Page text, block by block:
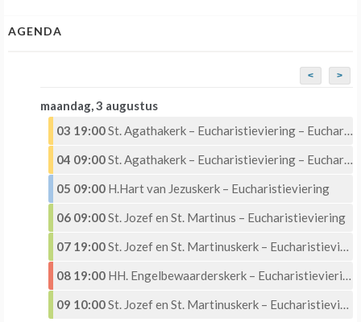
AGENDA
< >
maandag, 3 augustus
03 19:00St. Agathakerk – Eucharistieviering – Eucharistische Aanbidding
04 09:00St. Agathakerk – Eucharistieviering – Eucharistische Aanbidding
05 09:00 H.Hart van Jezuskerk – Eucharistieviering
06 09:00St. Jozef en St. Martinus – Eucharistieviering
07 19:00St. Jozef en St. Martinuskerk – Eucharistieviering met Eucharistische aanbidding
08 19:00 HH. Engelbewaarderskerk – Eucharistieviering –
09 10:00St. Jozef en St. Martinuskerk – Eucharistieviering